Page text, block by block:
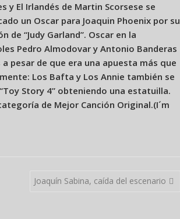
y El Irlandés de Martin Scorsese se
un Oscar para Joaquin Phoenix por su
“Judy Garland”. Oscar en la
Pedro Almodovar y Antonio Banderas
pesar de que era una apuesta más que
Los Bafta y Los Annie también se
Story 4” obteniendo una estatuilla.
de Mejor Canción Original.(I´m
Joaquín Sabina, caída del escenario